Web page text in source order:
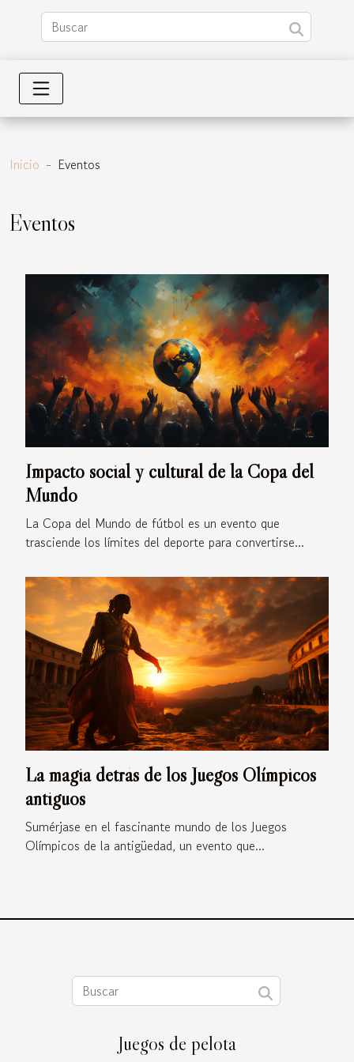
Inicio Eventos
Eventos
Impacto social y cultural de la Copa del
Mundo
La Copa del Mundo de fútbol es un evento que
trasciende los límites del deporte para convertirse...
La magia detrás de los Juegos Olímpicos
antiguos
Sumérjase en el fascinante mundo de los Juegos
Olímpicos de la antigüedad, un evento que...
Juegos de pelota